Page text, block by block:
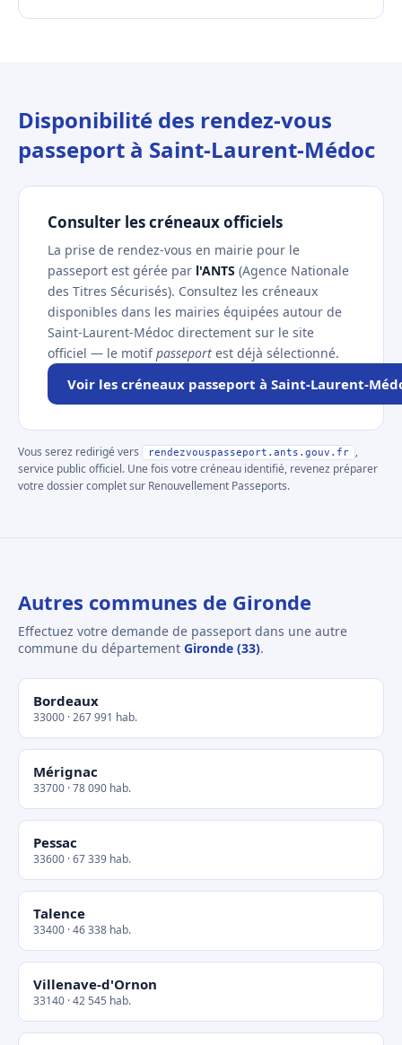
Disponibilité des rendez-vous
passeport à Saint-Laurent-Médoc
Consulter les créneaux officiels
La prise de rendez-vous en mairie pour le
passeport est gérée par l'ANTS (Agence Nationale
des Titres Sécurisés). Consultez les créneaux
disponibles dans les mairies équipées autour de
Saint-Laurent-Médoc directement sur le site
officiel — le motifpasseport est déjà sélectionné.
Voir les créneaux passeport à Saint-Laurent-
Vous serez redirigé vers rendezvouspasseport.ants.gouv.fr
,
service public officiel. Une fois votre créneau identifié, revenez préparer
votre dossier complet sur Renouvellement Passeports.
Autres communes de Gironde
Effectuez votre demande de passeport dans une autre
commune du département Gironde (33).
Bordeaux
33000 · 267 991 hab.
Mérignac
33700 · 78 090 hab.
Pessac
33600 · 67 339 hab.
Talence
33400 · 46 338 hab.
Villenave-d'Ornon
33140 · 42 545 hab.